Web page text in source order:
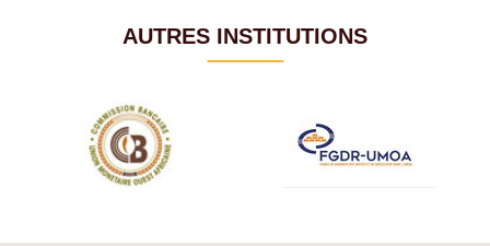
AUTRES INSTITUTIONS